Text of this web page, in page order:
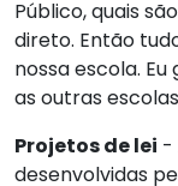
Público, quais
direto. Então
nossa escola.
as outras
Projetosde lei -
desenvolvidas